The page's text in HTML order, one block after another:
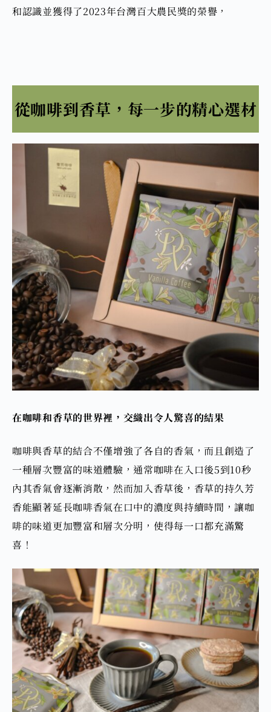
和認識並獲得了2023年台灣百大農民獎的榮譽，
從咖啡到香草，每一步的精心選材
在咖啡和香草的世界裡，交織出令人驚喜的結果
咖啡與香草的結合不僅增強了各自的香氣，而且創造了
一種層次豐富的味道體驗，通常咖啡在入口後5到10秒
內其香氣會逐漸消散，然而加入香草後，香草的持久芳
香能顯著延長咖啡香氣在口中的濃度與持續時間，讓咖
啡的味道更加豐富和層次分明 ，使得每一口都充滿驚
喜！